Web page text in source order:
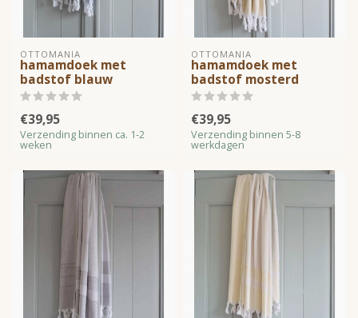
OTTOMANIA
hamamdoek met
badstof blauw
€39,95
Verzending binnen ca. 1-2
weken
OTTOMANIA
hamamdoek met
badstof mosterd
€39,95
Verzending binnen 5-8
werkdagen